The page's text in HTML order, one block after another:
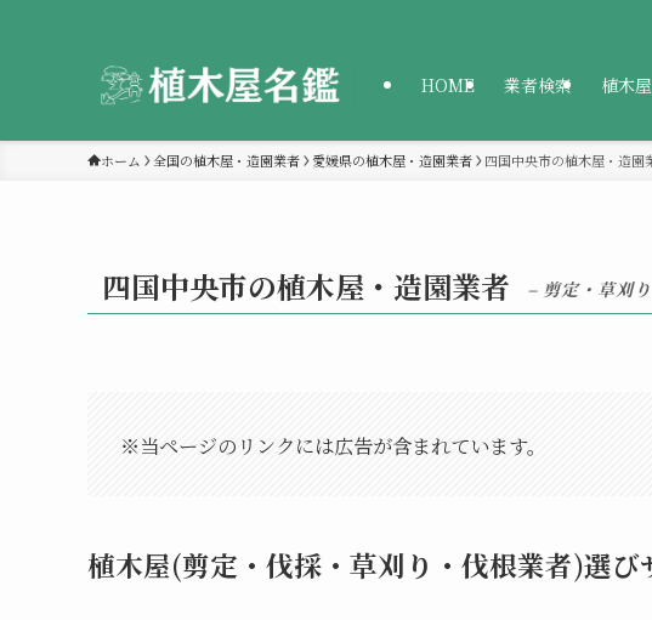
HOME 業者検索 植木
ホーム 全国の植木屋・造園業者 愛媛県の植木屋・造園業者 四国中央市の植木屋・造園
四国中央市の植木屋・造園業者 – 剪定・草刈
※当ページのリンクには広告が含まれています。
植木屋(剪定・伐採・草刈り・伐根業者)選び